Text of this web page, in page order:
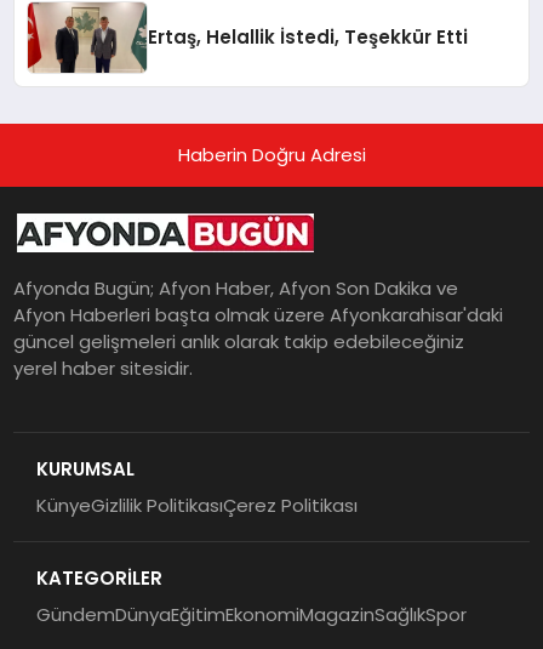
Ertaş, Helallik İstedi, Teşekkür Etti
Haberin Doğru Adresi
Afyonda Bugün; Afyon Haber, Afyon Son Dakika ve
Afyon Haberleri başta olmak üzere Afyonkarahisar'daki
güncel gelişmeleri anlık olarak takip edebileceğiniz
yerel haber sitesidir.
KURUMSAL
KünyeGizlilik PolitikasıÇerez Politikası
KATEGORİLER
GündemDünyaEğitimEkonomiMagazinSağlıkSpor